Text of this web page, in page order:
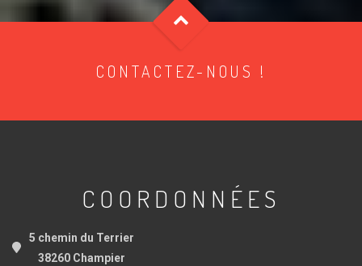
CONTACTEZ-NOUS !
COORDONNÉES
5 chemin du Terrier
38260 Champier